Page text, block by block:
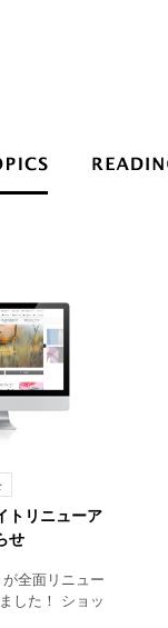
トリニューア
せ
全面リニュー
した！ ショッ